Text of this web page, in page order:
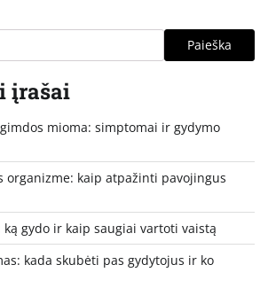
Paieška
įrašai
mioma: simptomai ir gydymo
organizme: kaip atpažinti pavojingus
ką gydo ir kaip saugiai vartoti vaistą
kada skubėti pas gydytojus ir ko